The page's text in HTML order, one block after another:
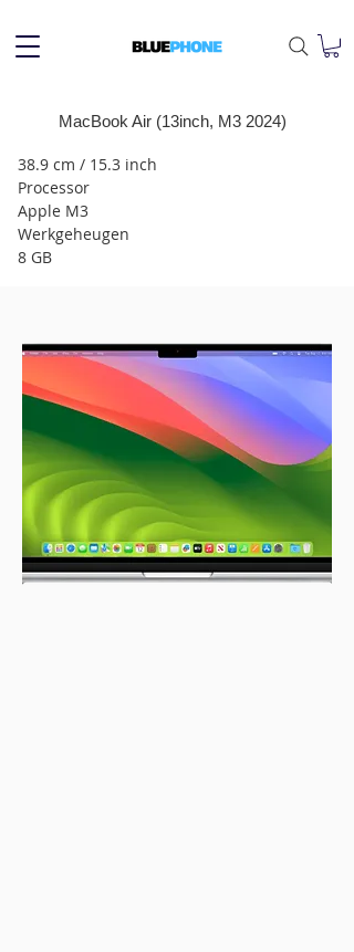
MacBook Air (13inch, M3 2024)
38.9 cm / 15.3 inch
Processor
Apple M3
Werkgeheugen
8 GB